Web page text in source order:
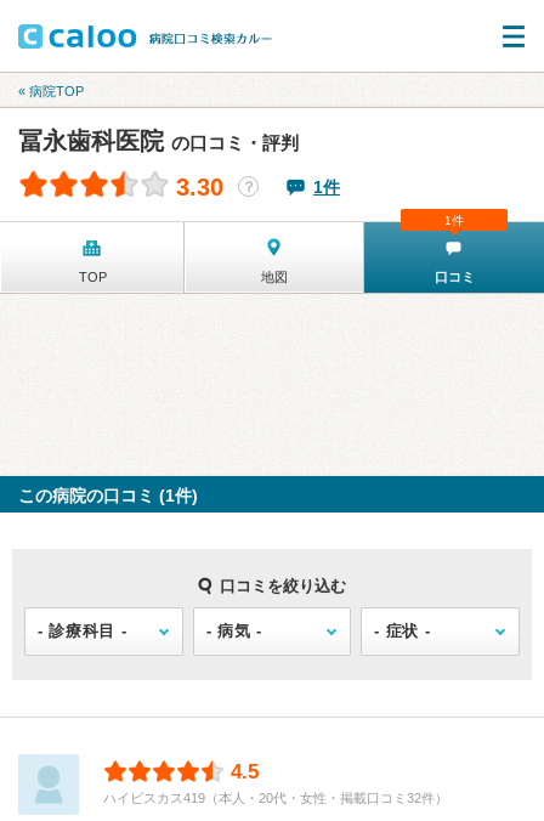
« 病院TOP
冨永歯科医院 の口コミ・評判
3.30 ？ 1件
TOP 地図 口コミ
1件
この病院の口コミ (1件)
口コミを絞り込む
4.5
ハイビスカス419（本人・20代・女性・掲載口コミ32件）